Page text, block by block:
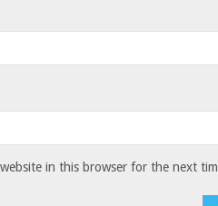
in this browser for the next